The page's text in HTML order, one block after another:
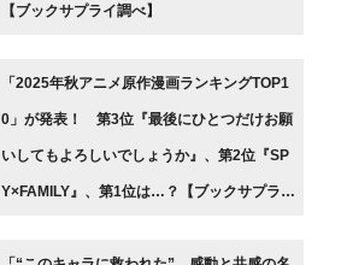
【ブックサプライ調べ】
「2025年秋アニメ原作漫画ランキングTOP1
0」が発表！ 第3位『最後にひとつだけお願
いしてもよろしいでしょうか』、第2位『SP
Y×FAMILY』、第1位は…？【ブックサプライ